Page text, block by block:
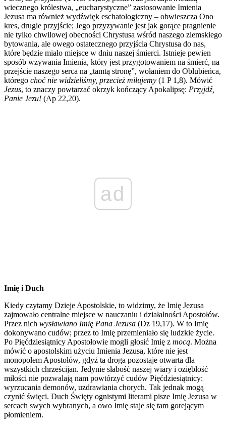
wiecznego królestwa, „eucharystyczne” zastosowanie Imienia
Jezusa ma również wydźwięk eschatologiczny – obwieszcza Ono
kres, drugie przyjście; Jego przyzywanie jest jak gorące pragnienie
nie tylko chwilowej obecności Chrystusa wśród naszego ziemskiego
bytowania, ale owego ostatecznego przyjścia Chrystusa do nas,
które będzie miało miejsce w dniu naszej śmierci. Istnieje pewien
sposób wzywania Imienia, który jest przygotowaniem na śmierć, na
przejście naszego serca na „tamtą stronę”, wołaniem do Oblubieńca,
którego choć nie widzieliśmy, przecież miłujemy (1 P 1,8). Mówić
Jezus, to znaczy powtarzać okrzyk kończący Apokalipsę: Przyjdź,
Panie Jezu! (Ap 22,20).
ad
Imię i Duch
Kiedy czytamy Dzieje Apostolskie, to widzimy, że Imię Jezusa
zajmowało centralne miejsce w nauczaniu i działalności Apostołów.
Przez nich wysławiano Imię Pana Jezusa (Dz 19,17). W to Imię
dokonywano cudów; przez to Imię przemieniało się ludzkie życie.
Po Pięćdziesiątnicy Apostołowie mogli głosić Imię z mocą. Można
mówić o apostolskim użyciu Imienia Jezusa, które nie jest
monopolem Apostołów, gdyż ta droga pozostaje otwarta dla
wszystkich chrześcijan. Jedynie słabość naszej wiary i oziębłość
miłości nie pozwalają nam powtórzyć cudów Pięćdziesiątnicy:
wyrzucania demonów, uzdrawiania chorych. Tak jednak mogą
czynić święci. Duch Święty ognistymi literami pisze Imię Jezusa w
sercach swych wybranych, a owo Imię staje się tam gorejącym
płomieniem.